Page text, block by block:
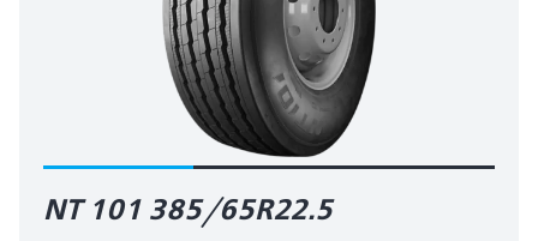
NT 101 385/65R22.5